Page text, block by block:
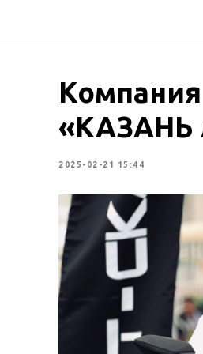
«КАЗАНЬ
2025-02-21 15:44